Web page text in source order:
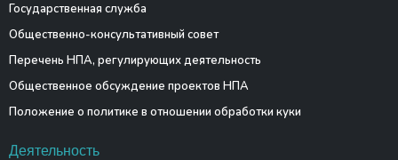
Государственная служба
Общественно-консультативный совет
Перечень НПА, регулирующих деятельность
Общественное обсуждение проектов НПА
Положение о политике в отношении обработки куки
Деятельность